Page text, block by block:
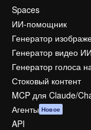
Spaces
ИИ-помощник
Генератор
Генератор видео ИИ
Генератор голоса
Стоковый контент
MCP для Claude/
Агенты Новое
API